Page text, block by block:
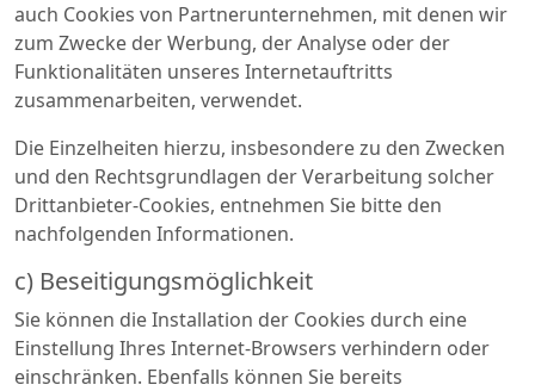
auch Cookies von Partnerunternehmen, mit denen wir
zum Zwecke der Werbung, der Analyse oder der
Funktionalitäten unseres Internetauftritts
zusammenarbeiten, verwendet.
Die Einzelheiten hierzu, insbesondere zu den Zwecken
und den Rechtsgrundlagen der Verarbeitung solcher
Drittanbieter-Cookies, entnehmen Sie bitte den
nachfolgenden Informationen.
c) Beseitigungsmöglichkeit
Sie können die Installation der Cookies durch eine
Einstellung Ihres Internet-Browsers verhindern oder
einschränken. Ebenfalls können Sie bereits